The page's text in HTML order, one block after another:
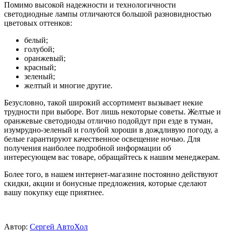
Помимо высокой надежности и технологичности
светодиодные лампы отличаются большой разновидностью
цветовых оттенков:
белый;
голубой;
оранжевый;
красный;
зеленый;
желтый и многие другие.
Безусловно, такой широкий ассортимент вызывает некие
трудности при выборе. Вот лишь некоторые советы. Желтые и
оранжевые светодиоды отлично подойдут при езде в туман,
изумрудно-зеленый и голубой хороши в дождливую погоду, а
белые гарантируют качественное освещение ночью. Для
получения наиболее подробной информации об
интересующем вас товаре, обращайтесь к нашим менеджерам.
Более того, в нашем интернет-магазине постоянно действуют
скидки, акции и бонусные предложения, которые сделают
вашу покупку еще приятнее.
Автор: Сергей АвтоХол